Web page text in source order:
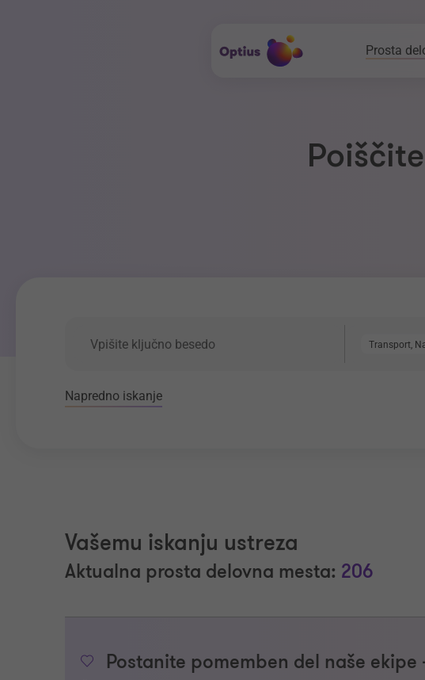
Prosta
Transport,
Napredno iskanje
Vašemu iskanju ustreza
Aktualna prosta delovna mesta: 206
Postanite pomemben del naše ekipe